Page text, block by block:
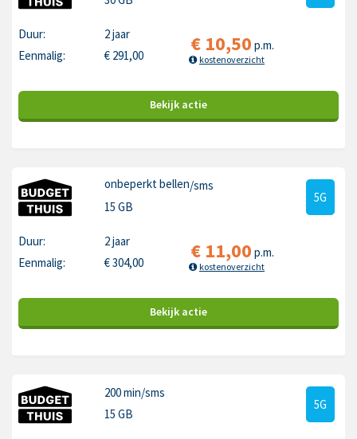
Duur:
2 jaar
Eenmalig:
€ 291,00 € 10,50 p.m.
kostenoverzicht
Bekijk actie
onbeperkt bellen/sms
15 GB
5G
Duur:
2 jaar
Eenmalig:
€304,00 € 11,00 p.m.
kostenoverzicht
Bekijk actie
200 min/sms
15 GB
5G